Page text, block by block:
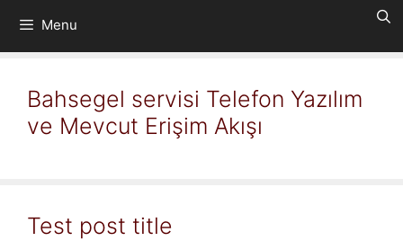
Menu
Bahsegel servisi Telefon Yazılım
ve Mevcut Erişim Akışı
Test post title